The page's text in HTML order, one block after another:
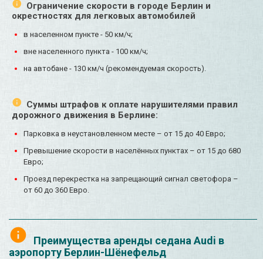
Ограничение скорости в городе Берлин и
окрестностях для легковых автомобилей
в населенном пункте - 50 км/ч;
вне населенного пункта - 100 км/ч;
на автобане - 130 км/ч (рекомендуемая скорость).
Суммы штрафов к оплате нарушителями правил
дорожного движения в Берлине:
Парковка в неустановленном месте – от 15 до 40 Евро;
Превышение скорости в населённых пунктах – от 15 до 680
Евро;
Проезд перекрестка на запрещающий сигнал светофора –
от 60 до 360 Евро.
Преимущества аренды седана Audi в
аэропорту Берлин-Шёнефельд